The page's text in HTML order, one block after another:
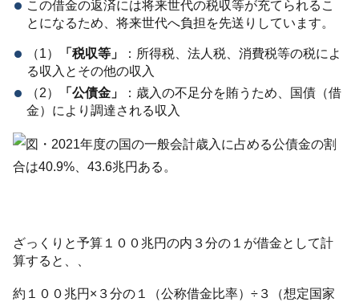
この借金の返済には将来世代の税収等が充てられるこ
とになるため、将来世代へ負担を先送りしています。
（1） 「税収等」
：所得税、法人税、消費税等の税によ
る収入とその他の収入
（2）
「公債金」
：歳入の不足分を賄うため、国債（借
金）により調達される収入
ざっくりと予算１００兆円の内３分の１が借金として計
算すると、、
約１００兆円×３分の１（公称借金比率）÷３（想定国家